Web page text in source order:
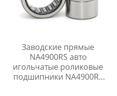
Заводские прямые
NA4900RS авто
игольчатые роликовые
подшипники NA4900RS